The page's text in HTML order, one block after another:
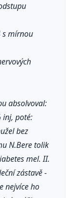
s mírnou
absolvoval:
inj, poté:
bez
N.Bere tolik
mel. II.
zástavě -
nejvíce ho